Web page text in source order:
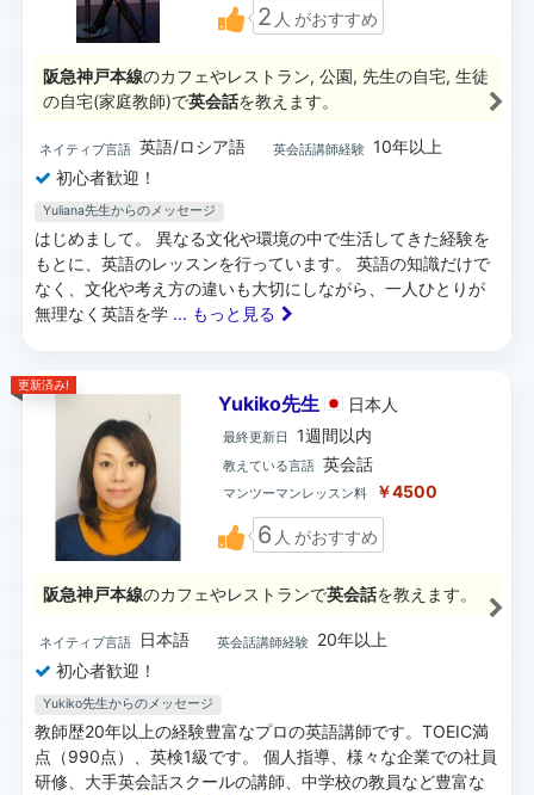
2 人 がおすすめ
阪急神戸本線のカフェやレストラン, 公園, 先生の自宅, 生徒
の自宅(家庭教師)で英会話を教えます。
ネイティブ言語 英語/ロシア語 英会話講師経験 10年以上
初心者歓迎！
Yuliana先生からのメッセージ
はじめまして。 異なる文化や環境の中で生活してきた経験を
もとに、英語のレッスンを行っています。 英語の知識だけで
なく、文化や考え方の違いも大切にしながら、一人ひとりが
無理なく英語を学 ... もっと見る
更新済み!
Yukiko先生 日本 人
最終更新日 1週間以内
教えている言語 英会話
マンツーマンレッスン料 ￥4500
6 人 がおすすめ
阪急神戸本線のカフェやレストランで英会話を教えます。
ネイティブ言語 日本語 英会話講師経験
20年以上
初心者歓迎！
Yukiko先生からのメッセージ
教師歴20年以上の経験豊富なプロの英語講師です。TOEIC満
点（990点）、英検1級です。 個人指導、様々な企業での社員
研修、大手英会話スクールの講師、中学校の教員など豊富な